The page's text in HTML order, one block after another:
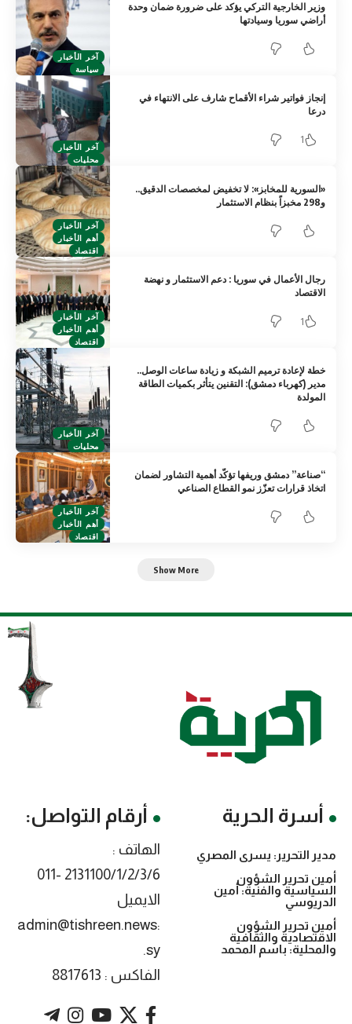
آخر الأخبار
سياسة
وزير الخارجية التركي يؤكد على ضرورة ضمان وحدة
أراضي سوريا وسيادتها
آخر الأخبار
محليات
إنجاز فواتير شراء الأقماح شارف على الانتهاء في
درعا
1
آخر الأخبار
أهم الأخبار
اقتصاد
«السورية للمخابز»: لا تخفيض لمخصصات الدقيق..
و298 مخبزاً بنظام الاستثمار
آخر الأخبار
أهم الأخبار
اقتصاد
رجال الأعمال في سوريا : دعم الاستثمار و نهضة
الاقتصاد
1
آخر الأخبار
محليات
خطة لإعادة ترميم الشبكة و زيادة ساعات الوصل..
مدير (كهرباء دمشق): التقنين يتأثر بكميات الطاقة
المولدة
آخر الأخبار
أهم الأخبار
اقتصاد
“صناعة” دمشق وريفها تؤكّد أهمية التشاور لضمان
اتخاذ قرارات تعزّز نمو القطاع الصناعي
Show More
أسرة الحرية
مدير التحرير: يسرى المصري
أمين تحرير الشؤون
السياسية والفنية: أمين
الدريوسي
أمين تحرير الشؤون
الاقتصادية والثقافية
والمحلية: باسم المحمد
أرقام التواصل:
الهاتف :
2131100/1/2/3/6 -011
الايميل
:admin@tishreen.news
.sy
الفاكس : 8817613